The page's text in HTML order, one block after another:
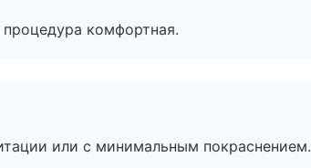
комфортная.
или с минимальным покраснением.